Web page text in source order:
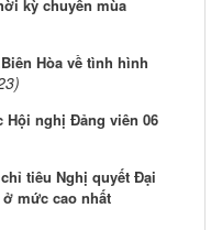
kỳ chuyển mùa
Hòa về tình hình
nghị Đảng viên 06
tiêu Nghị quyết Đại
mức cao nhất